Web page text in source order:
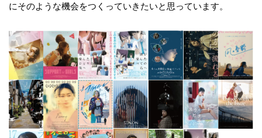
にそのような機会をつくっていきたいと思っています。